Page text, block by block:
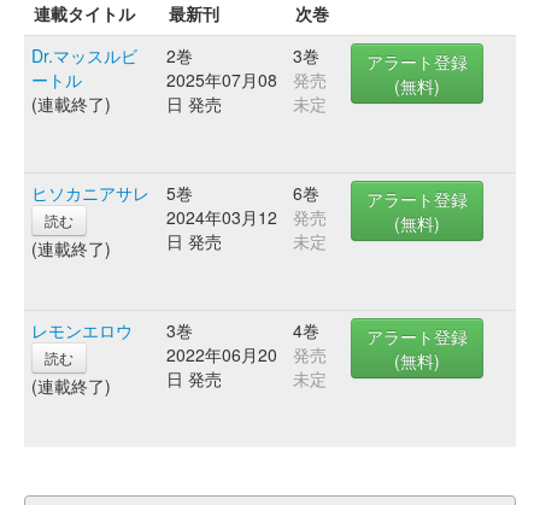
連載タイトル 最新刊
次巻
Dr.マッスルビ
ートル
(連載終了)
2巻
2025年07月08
日 発売
3巻
発売
未定
アラート登録
(無料)
ヒソカニアサレ
読む
(連載終了)
5巻
2024年03月12
日 発売
6巻
発売
未定
アラート登録
(無料)
レモンエロウ
読む
(連載終了)
3巻
2022年06月20
日 発売
4巻
発売
未定
アラート登録
(無料)